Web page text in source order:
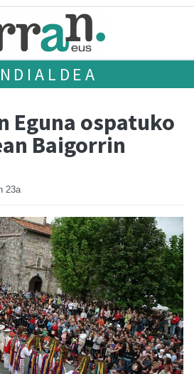
Eguna ospatuko
Baigorrin
23a